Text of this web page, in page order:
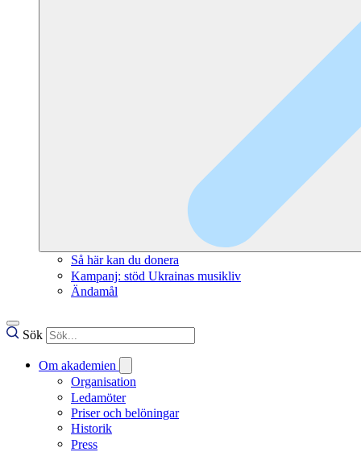
Så här kan du donera
Kampanj: stöd Ukrainas musikliv
Ändamål
Sök
Om akademien
Organisation
Ledamöter
Priser och belöningar
Historik
Press